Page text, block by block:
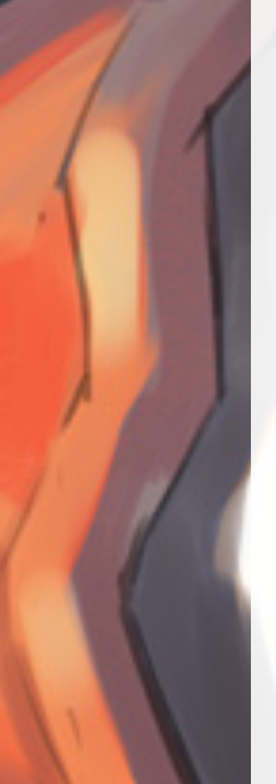
第17話
第18話
第19話
第20話
第21話
第22話
第38話
第39話
第40話
第41話
第42話
第68話 NEW
第69話